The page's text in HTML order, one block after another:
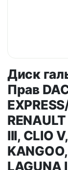
Диск
Прав
III, CLIO
LAGUNA